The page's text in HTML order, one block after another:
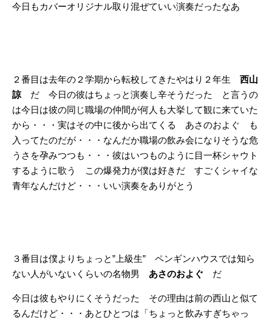
今日もカバーオリジナル取り混ぜていい演奏だったなあ
２番目は去年の２学期から転校してきたやはり２年生 西山
諒だ 今日の彼はちょっと演奏し辛そうだった と言うの
は今日は彼の同じ職場の仲間が何人も大挙して観に来ていた
から・・・実はその中に後から出てくる あさのおよぐ も
入ってたのだが・・・なんだか職場の飲み会になりそうな危
うさを孕みつつも・・・彼はいつものように目一杯シャウト
するように歌う この爆発力が僕は好きだ すごくシャイな
青年なんだけど・・・いい演奏をありがとう
３番目は僕よりちょっと”上級生” ペンギンハウスでは知ら
ない人がいないくらいの名物男 あさのおよぐ だ
今日は彼もやりにくそうだった その理由は前の西山と似て
るんだけど・・・あとひとつは「ちょっと飲みすぎちゃっ